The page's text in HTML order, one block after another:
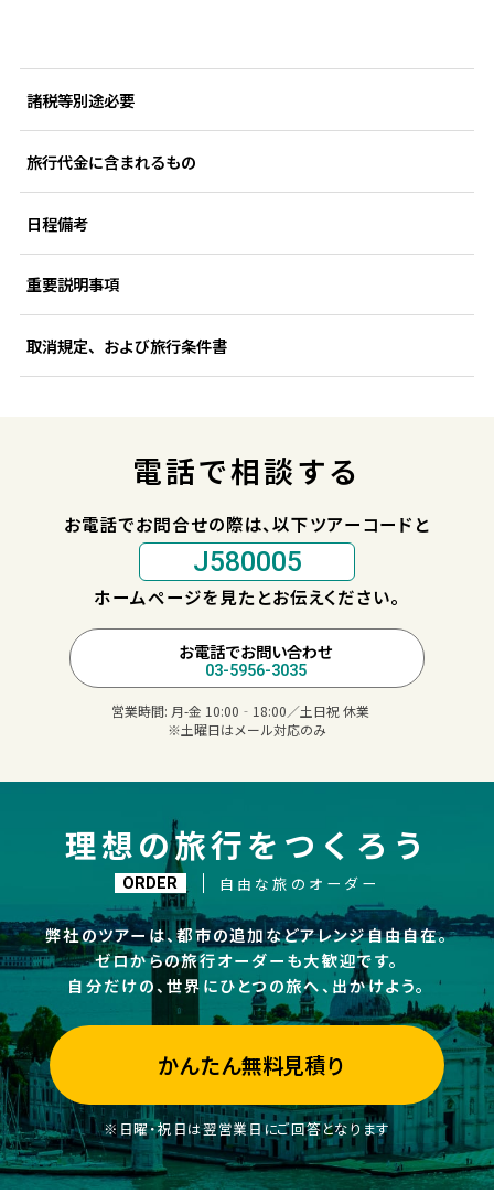
諸税等別途必要
旅行代金に含まれるもの
日程備考
重要説明事項
取消規定、および旅行条件書
電話で相談する
お電話でお問合せの際は、以下ツアーコードと
J580005
ホームページを見たとお伝えください。
お電話でお問い合わせ
03-5956-3035
営業時間: 月-金 10:00‐18:00／土日祝 休業
※土曜日はメール対応のみ
理想の旅行をつくろう
ORDER 自由な旅のオーダー
弊社のツアーは、都市の追加などアレンジ自由自在。
ゼロからの旅行オーダーも大歓迎です。
自分だけの、世界にひとつの旅へ、出かけよう。
かんたん無料見積り
※日曜・祝日は翌営業日にご回答となります